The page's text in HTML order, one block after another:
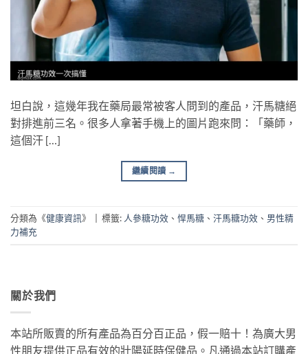
坦白說，這幾年我在藥局最常被客人問到的產品，汗馬糖絕
對排進前三名。很多人拿著手機上的圖片跑來問：「藥師，
這個汗 […]
繼續閱讀 →
分類為《健康資訊》 標籤: 人參糖功效 、 悍馬糖 、 汗馬糖功效 、 男性精
力補充
關於我們
本站所販賣的所有產品為百分百正品，假一賠十！為廣大男
性朋友提供正品有效的壯陽延時保健品。凡通過本站訂購產